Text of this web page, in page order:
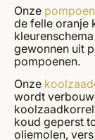
Onze
de felle oranje
gewonnen uit
pompoenen.
Onze
wordt
koud geperst
oliemolen,